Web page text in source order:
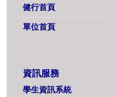
健行首頁
單位首頁
資訊服務
學生資訊系統